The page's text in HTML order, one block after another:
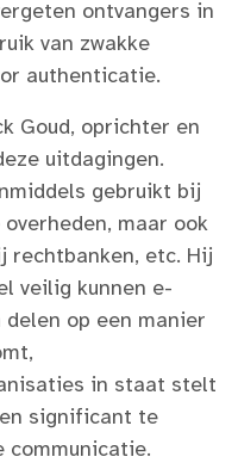
ontvangers in
van zwakke
authenticatie.
Goud, oprichter en
uitdagingen.
gebruikt bij
maar ook
rechtbanken, etc. Hij
veilig kunnen e-
op een manier
in staat stelt
significant te
communicatie.